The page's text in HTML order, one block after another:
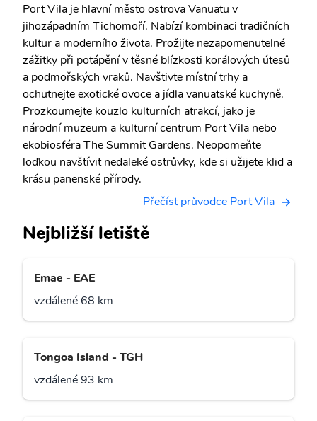
Port Vila je hlavní město ostrova Vanuatu v
jihozápadním Tichomoří. Nabízí kombinaci tradičních
kultur a moderního života. Prožijte nezapomenutelné
zážitky při potápění v těsné blízkosti korálových útesů
a podmořských vraků. Navštivte místní trhy a
ochutnejte exotické ovoce a jídla vanuatské kuchyně.
Prozkoumejte kouzlo kulturních atrakcí, jako je
národní muzeum a kulturní centrum Port Vila nebo
ekobiosféra The Summit Gardens. Neopomeňte
loďkou navštívit nedaleké ostrůvky, kde si užijete klid a
krásu panenské přírody.
Přečíst průvodce Port Vila
Nejbližší letiště
Emae - EAE
vzdálené 68 km
Tongoa Island - TGH
vzdálené 93 km